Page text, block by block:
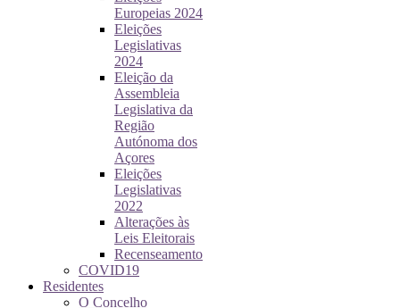
Europeias 2024
Eleições
Legislativas
2024
Eleição da
Assembleia
Legislativa da
Região
Autónoma dos
Açores
Eleições
Legislativas
2022
Alterações às
Leis Eleitorais
Recenseamento
COVID19
Residentes
O Concelho